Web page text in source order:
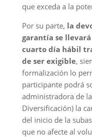
que exceda a la
Por su parte, la
garantía se
cuarto día hábil
de ser exigible,
formalización lo
participante podrá
administradora de
Diversificación) la
del inicio de la
que no afecte al